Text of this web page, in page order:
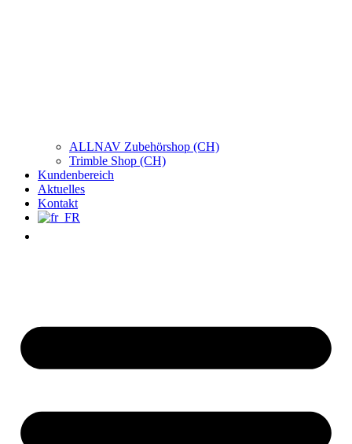
ALLNAV Zubehörshop (CH)
Trimble Shop (CH)
Kundenbereich
Aktuelles
Kontakt